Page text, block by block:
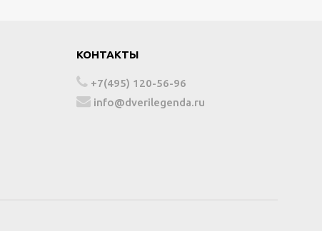
КОНТАКТЫ
+7(495) 120-56-96
info@dverilegenda.ru